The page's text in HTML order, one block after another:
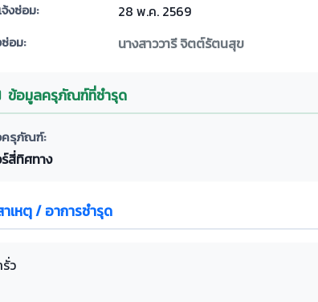
งซ่อม: 28 พ.ค. 2569
อม: นางสาววารี จิตต์รัตนสุข
ข้อมูลครุภัณฑ์ที่ชำรุด
ครุภัณฑ์:
สี่ทิศทาง
เหตุ / อาการชำรุด
ว